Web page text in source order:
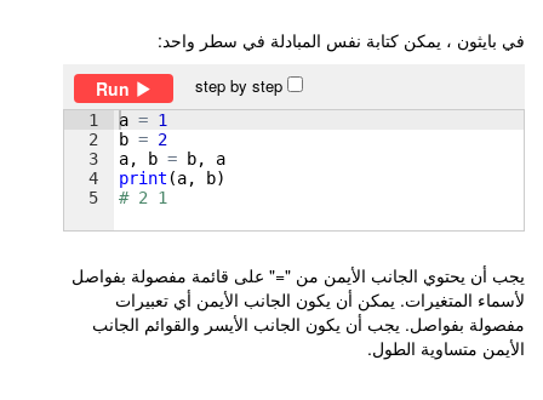
في بايثون ، يمكن كتابة نفس المبادلة في سطر واحد:
Run
step by step
1
2
3
4
5
a = 1
b = 2
a, b = b, a
print (a, b)
# 2 1
يجب أن يحتوي الجانب الأيمن من "=" على قائمة مفصولة بفواصل
لأسماء المتغيرات. يمكن أن يكون الجانب الأيمن أي تعبيرات
مفصولة بفواصل. يجب أن يكون الجانب الأيسر والقوائم الجانب
الأيمن متساوية الطول.